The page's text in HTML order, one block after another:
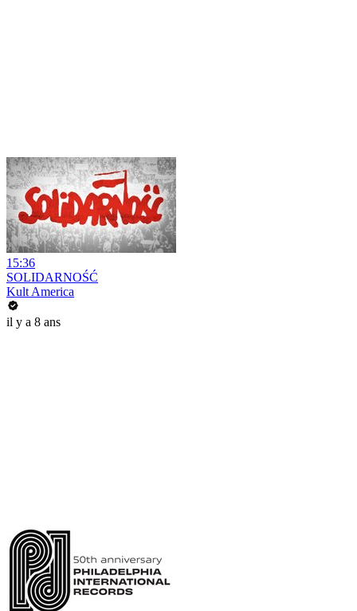
15:36
SOLIDARNOŚĆ
Kult America
il y a 8 ans